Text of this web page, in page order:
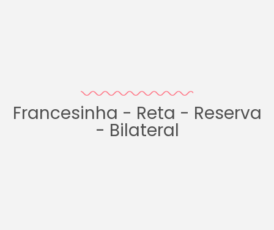
Francesinha - Reta - Reserva
- Bilateral